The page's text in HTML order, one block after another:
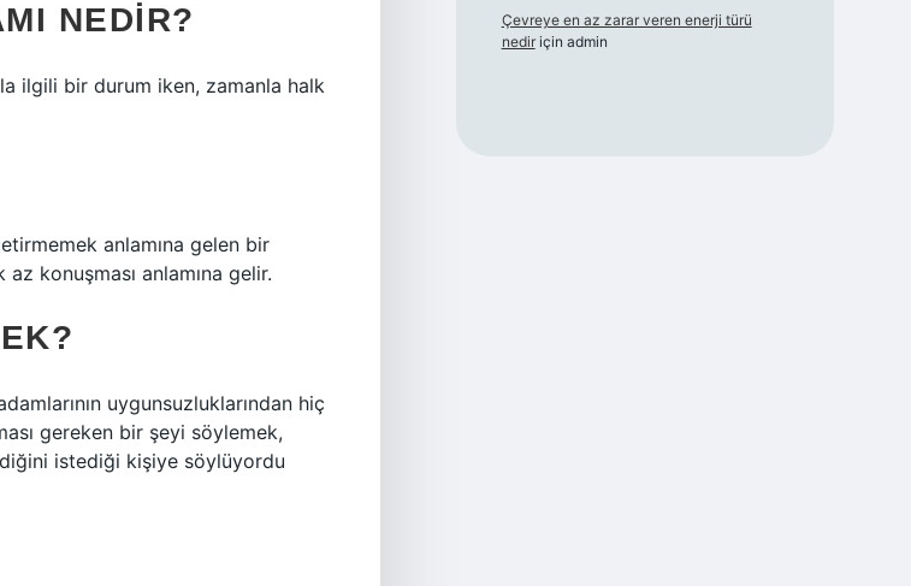
NEDIR?
ilgili bir durum iken, zamanla halk
anlamına gelen bir
konuşması anlamına gelir.
uygunsuzluklarından hiç
gereken bir şeyi söylemek,
istediği kişiye söylüyordu
Çevreye en az zarar veren enerji türü
nediriçin admin